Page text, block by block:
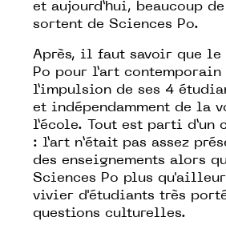
et aujourd’hui, beaucoup
sortent de Sciences Po.
Après, il faut savoir que le
Po pour l’art contemporain
l’impulsion de ses 4
et indépendamment de la
l’école. Tout est parti d’un
: l’art n’était pas assez
des enseignements alors
Sciences Po plus
vivier d'étudiants très
questions culturelles.